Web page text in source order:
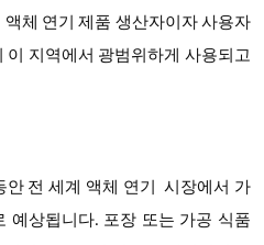
체 연기 제품 생산자이자 사용자
이 지역에서 광범위하게 사용되고
안 전 세계 액체 연기 시장에서 가
예상됩니다. 포장 또는 가공 식품